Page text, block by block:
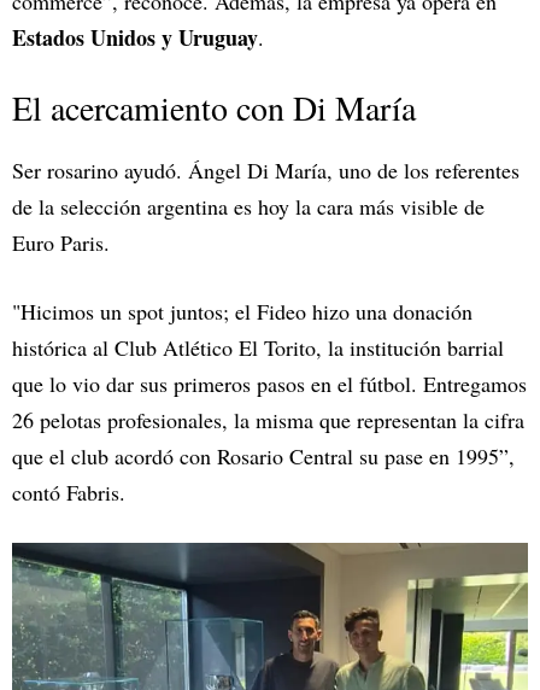
Estados Unidos y Uruguay.
El acercamiento con Di María
Ser rosarino ayudó. Ángel Di María, uno de los referentes
de la selección argentina es hoy la cara más visible de
Euro Paris.
"Hicimos un spot juntos; el Fideo hizo una donación
histórica al Club Atlético El Torito, la institución barrial
que lo vio dar sus primeros pasos en el fútbol. Entregamos
26 pelotas profesionales, la misma que representan la cifra
que el club acordó con Rosario Central su pase en 1995”,
contó Fabris.